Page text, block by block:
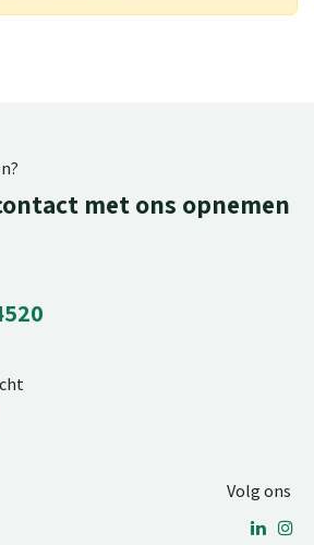
met ons opnemen
Volg ons